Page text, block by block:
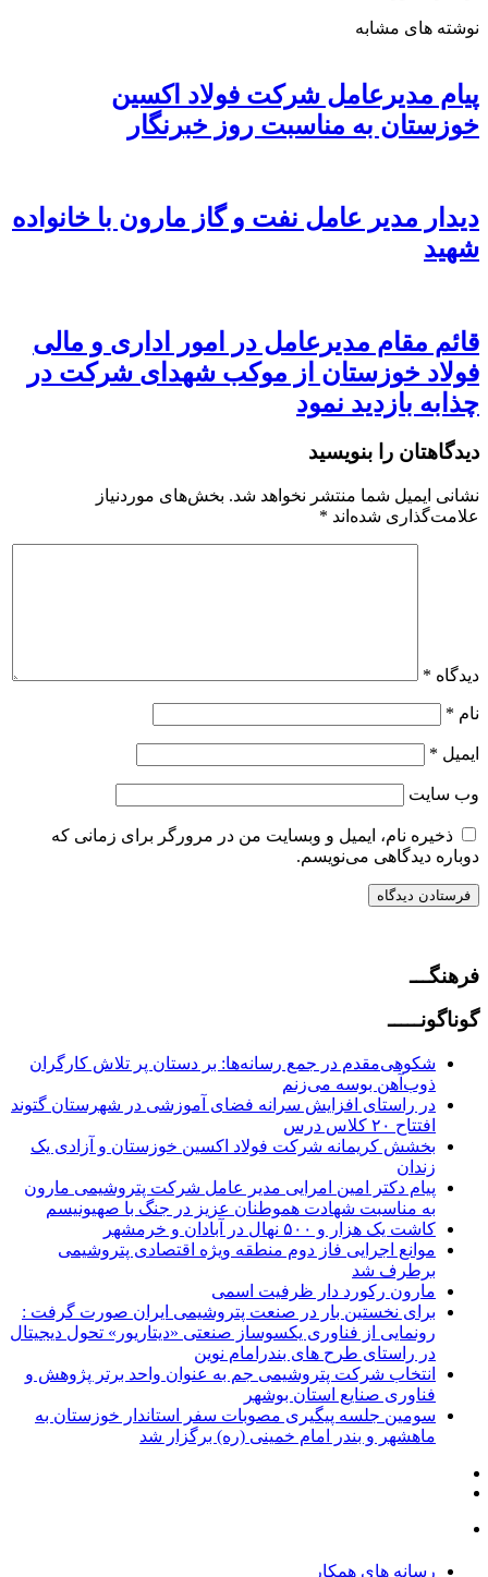
نوشته های مشابه
پیام مدیرعامل شرکت فولاد اکسین
خوزستان به مناسبت روز خبرنگار
دیدار مدیر عامل نفت و گاز مارون با خانواده
شهید
قائم مقام مدیرعامل در امور اداری و مالی
فولاد خوزستان از موکب شهدای شرکت در
چذابه بازدید نمود
دیدگاهتان را بنویسید
نشانی ایمیل شما منتشر نخواهد شد. بخش‌های موردنیاز
علامت‌گذاری شده‌اند *
دیدگاه *
نام *
ایمیل *
وب‌ سایت
ذخیره نام، ایمیل و وبسایت من در مرورگر برای زمانی که
دوباره دیدگاهی می‌نویسم.
فرهنگـــ
گوناگونـــــ
شکوهی‌مقدم در جمع رسانه‌ها: بر دستان پر تلاش کارگران
ذوب‌آهن بوسه می‌زنم
در راستای افزایش سرانه فضای آموزشی در شهرستان گتوند
افتتاح ۲۰ کلاس درس
بخشش کریمانه شرکت فولاد اکسین خوزستان و آزادی یک
زندان
پیام دکتر امین امرایی مدیر عامل شرکت پتروشیمی مارون
به مناسبت شهادت هموطنان عزیز در جنگ با صهیونیسم
کاشت یک هزار و ۵۰۰ نهال در آبادان و خرمشهر
موانع اجرایی فاز دوم منطقه ویژه اقتصادی پتروشیمی
برطرف شد
مارون رکورد دار ظرفیت اسمی
برای نخستین بار در صنعت پتروشیمی ایران صورت گرفت :
رونمایی از فناوری یکسوساز صنعتی «دیتاریور» تحول دیجیتال
در راستای طرح های بندرامام نوین
انتخاب شرکت پتروشیمی جم به عنوان واحد برتر پژوهش و
فناوری صنایع استان بوشهر
سومین جلسه پیگیری مصوبات سفر استاندار خوزستان به
ماهشهر و بندر امام خمینی (ره) برگزار شد
رسانه های همکار